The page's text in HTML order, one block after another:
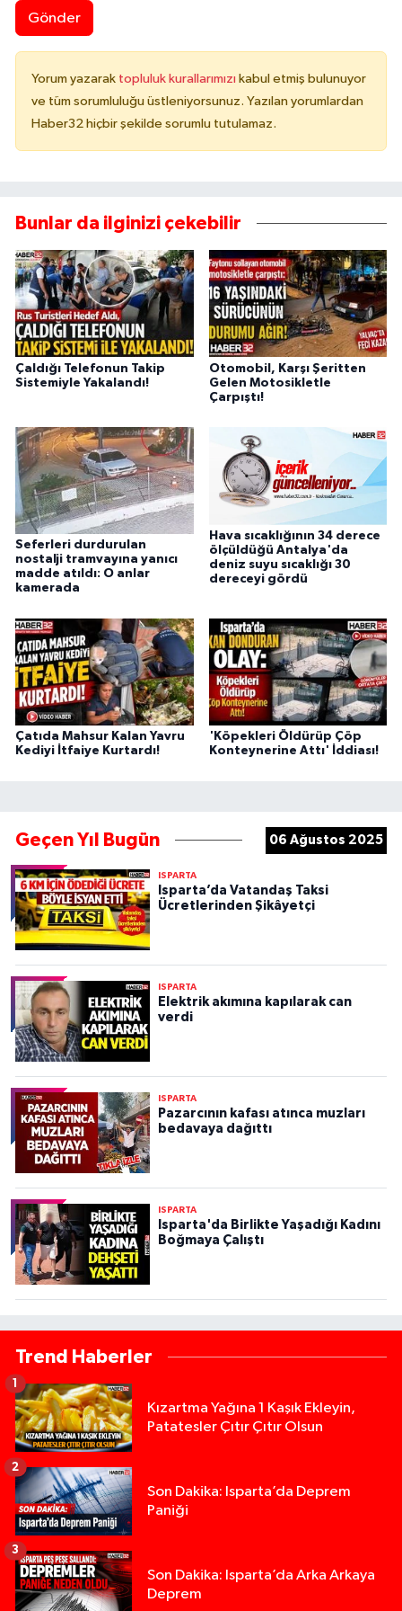
Gönder
Yorum yazarak topluluk kurallarımızı kabul etmiş bulunuyor
ve tüm sorumluluğu üstleniyorsunuz. Yazılan yorumlardan
Haber32 hiçbir şekilde sorumlu tutulamaz.
Bunlar da ilginizi çekebilir
Çaldığı Telefonun Takip
Sistemiyle Yakalandı!
Otomobil, Karşı Şeritten
Gelen Motosikletle
Çarpıştı!
Seferleri durdurulan
nostalji tramvayına yanıcı
madde atıldı: O anlar
kamerada
Hava sıcaklığının 34 derece
ölçüldüğü Antalya'da
deniz suyu sıcaklığı 30
dereceyi gördü
Çatıda Mahsur Kalan Yavru
Kediyi İtfaiye Kurtardı!
'Köpekleri Öldürüp Çöp
Konteynerine Attı' İddiası!
Geçen Yıl Bugün 06 Ağustos 2025
ISPARTA
Isparta’da Vatandaş Taksi
Ücretlerinden Şikâyetçi
ISPARTA
Elektrik akımına kapılarak can
verdi
ISPARTA
Pazarcının kafası atınca muzları
bedavaya dağıttı
ISPARTA
Isparta'da Birlikte Yaşadığı Kadını
Boğmaya Çalıştı
Trend Haberler
Kızartma Yağına 1 Kaşık Ekleyin,
Patatesler Çıtır Çıtır Olsun
1
Son Dakika: Isparta’da Deprem
Paniği
2
Son Dakika: Isparta’da Arka Arkaya
Deprem
3